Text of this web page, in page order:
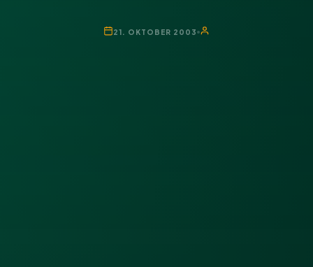
21. OKTOBER 2003